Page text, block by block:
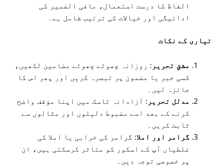
الفاظ کا درست استعمال، مافی الضمیر کی
ادائیگی اور خیالات کی ترتیب شامل ہے۔
تیاری کے نکات
مشقِ تحریر : روزانہ چھوٹے چھوٹے مضامین لکھیں،
کسی خبر یا مضمون پر تبصرہ کریں اور پھر اس کا
جائزہ لیں۔
مدلل تحریر : آزادانہ ٹاسک میں اپنا مؤقف واضح
کرنے کے بعد اسے مضبوط دلیلوں اور مثالوں سے
ثابت کریں۔
گرامر اور املا: گرامر کی خرابی یا املا کی
غلطیاں آپ کے اسکور کو متاثر کرسکتی ہیں، ان
پر خصوصی توجہ دیں۔